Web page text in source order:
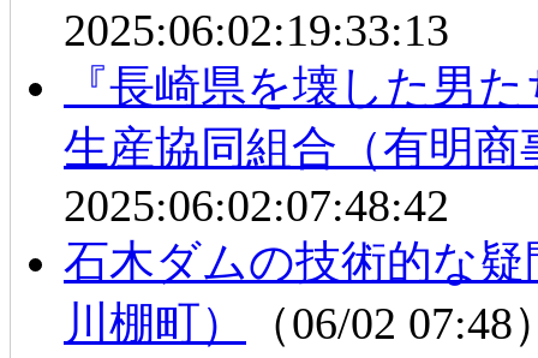
2025:06:02:19:33:13
『長崎県を壊した男
生産協同組合（有明商
2025:06:02:07:48:42
石木ダムの技術的な
川棚町）
（06/02